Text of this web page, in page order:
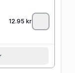
12.95 kr